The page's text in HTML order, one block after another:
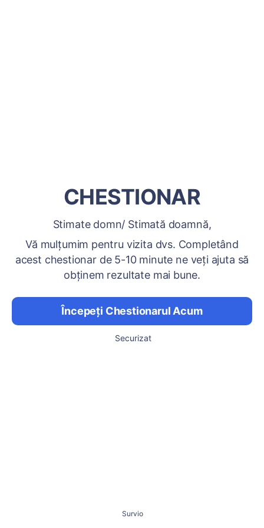
CHESTIONAR
Stimate domn/ Stimată doamnă,
Vă mulțumim pentru vizita dvs. Completând
acest chestionar de 5-10 minute ne veți ajuta să
obținem rezultate mai bune.
Începeți Chestionarul Acum
Securizat
Survio